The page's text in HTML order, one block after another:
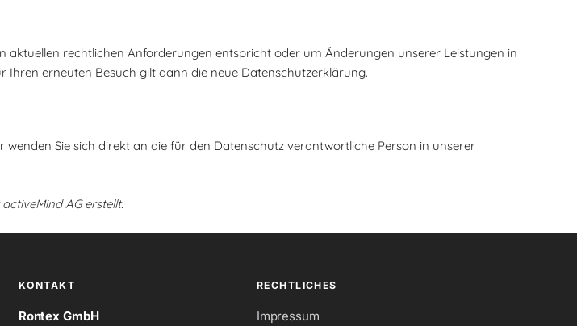
rechtlichen Anforderungen entspricht oder um Änderungen unserer Leistungen in
Ihren erneuten Besuch gilt dann die neue Datenschutzerklärung.
Sie sich direkt an die für den Datenschutz verantwortliche Person in unserer
AG erstellt.
KONTAKT
Rontex GmbH
RECHTLICHES
Impressum